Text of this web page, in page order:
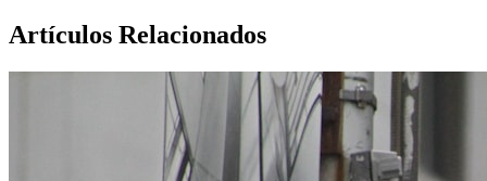
Artículos Relacionados